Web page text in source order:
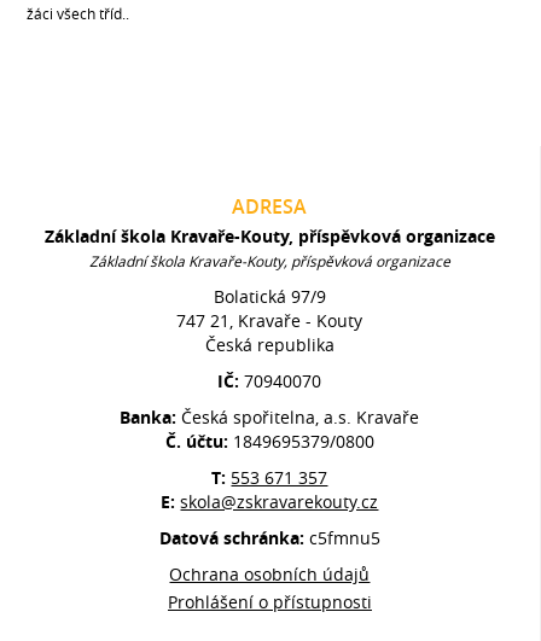
žáci všech tříd..
ADRESA
Základní škola Kravaře-Kouty, příspěvková organizace
Základní škola Kravaře-Kouty, příspěvková organizace
Bolatická 97/9
747 21, Kravaře - Kouty
Česká republika
IČ:70940070
Banka:Česká spořitelna, a.s. Kravaře
Č. účtu: 1849695379/0800
T: 553 671 357
E:skola@zskravarekouty.cz
Datová schránka: c5fmnu5
Ochrana osobních údajů
Prohlášení o přístupnosti